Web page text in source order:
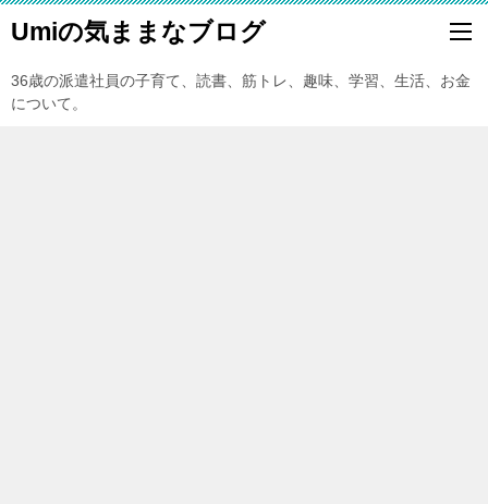
Umiの気ままなブログ
36歳の派遣社員の子育て、読書、筋トレ、趣味、学習、生活、お金
について。